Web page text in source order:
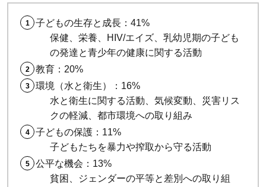
子どもの生存と成長：41%
保健、栄養、HIV/エイズ、乳幼児期の子ども
の発達と青少年の健康に関する活動
教育：20%
環境（水と衛生）：16%
水と衛生に関する活動、気候変動、災害リス
クの軽減、都市環境への取り組み
子どもの保護：11%
子どもたちを暴力や搾取から守る活動
公平な機会：13%
貧困、ジェンダーの平等と差別への取り組